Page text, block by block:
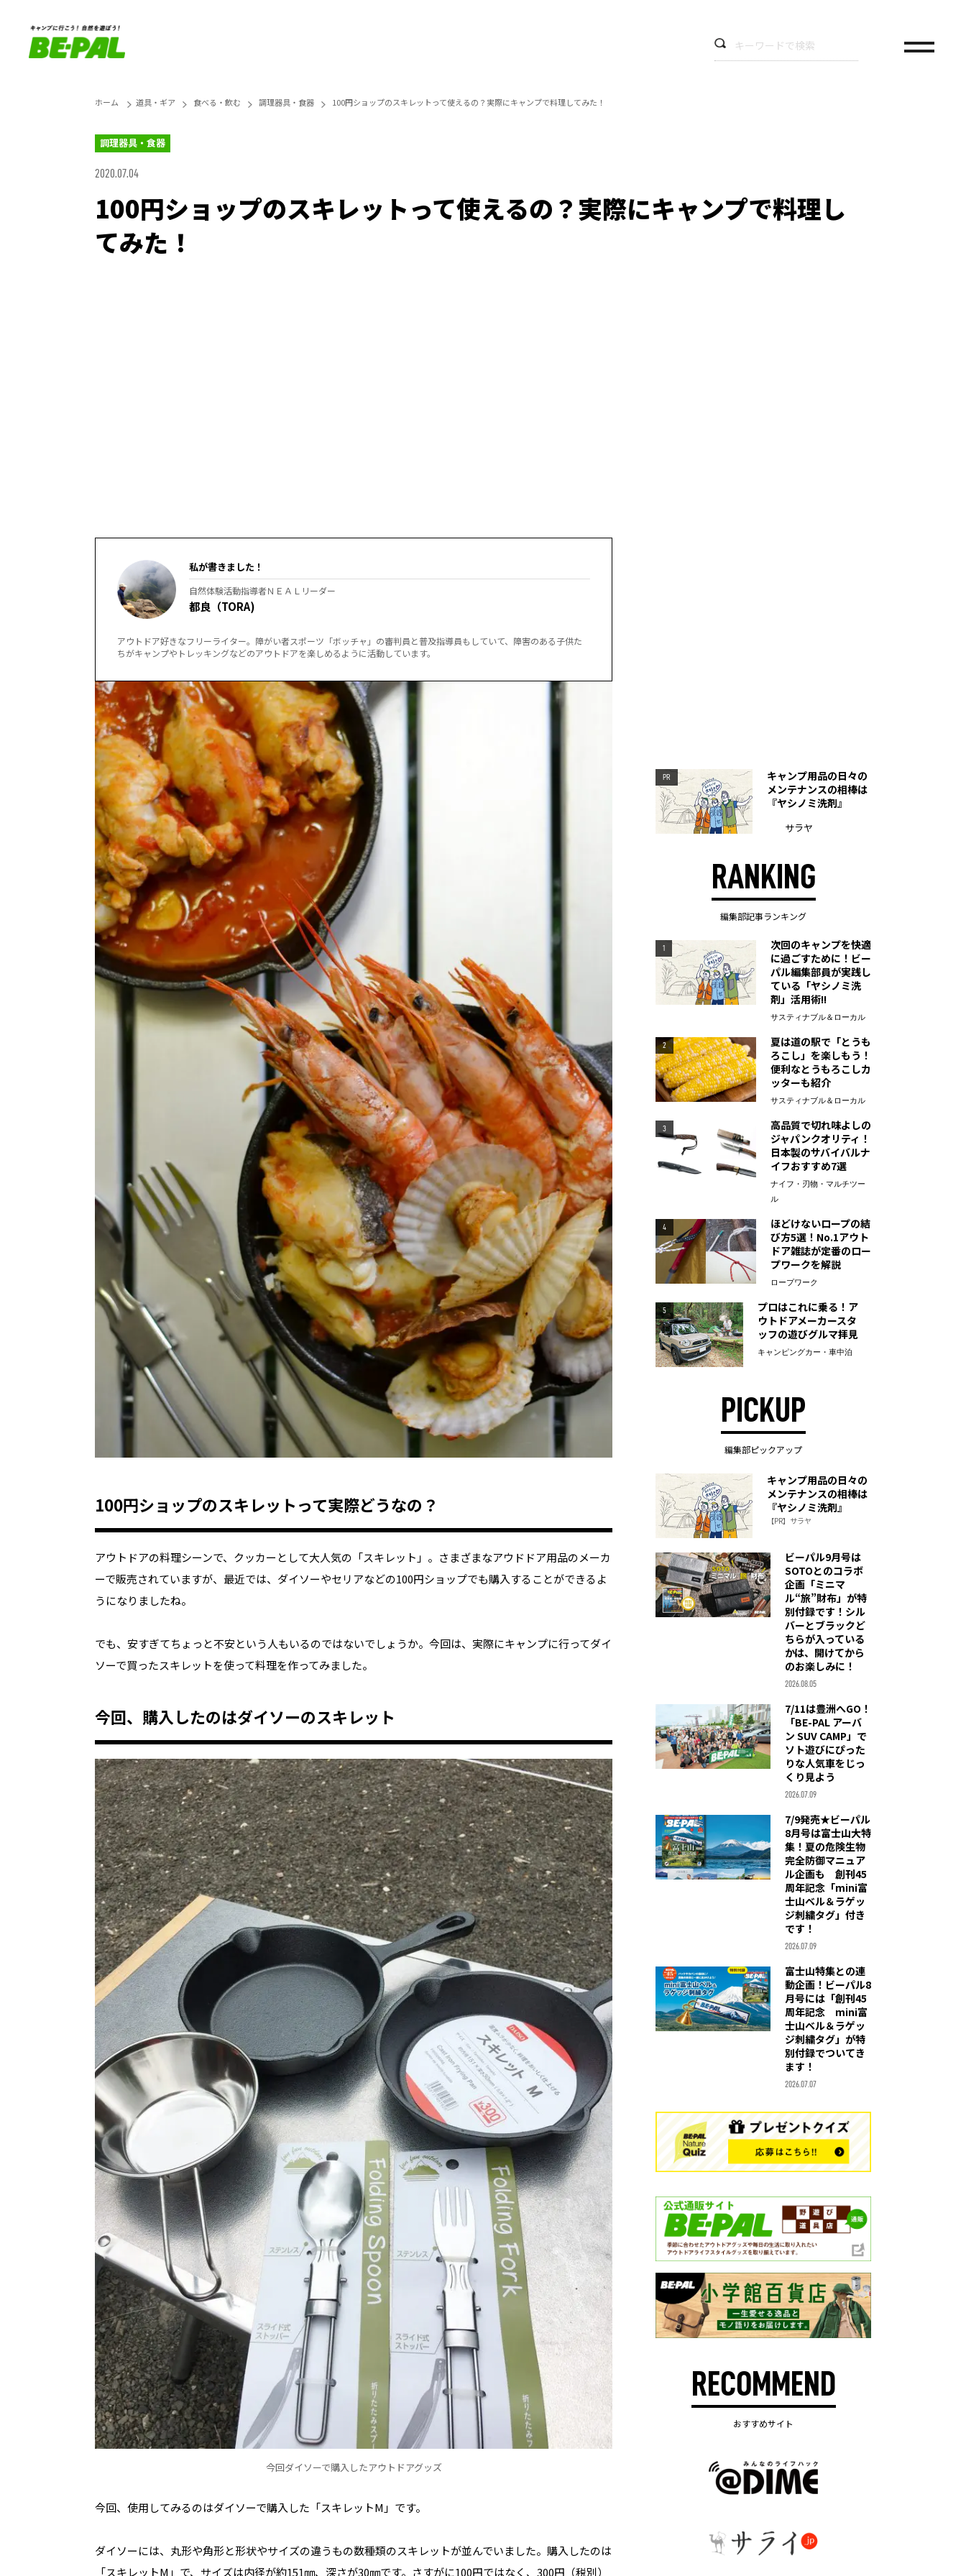
ホーム 道具・ギア 食べる・飲む 調理器具・食器 100円ショップのスキレットって使えるの？実際にキャンプで料理してみた！
調理器具・食器
2020.07.04
100円ショップのスキレットって使えるの？実際にキャンプで料理し
てみた！
私が書きました！
自然体験活動指導者ＮＥＡＬリーダー
都良（TORA)
アウトドア好きなフリーライター。障がい者スポーツ「ボッチャ」の審判員と普及指導員もしていて、障害のある子供た
ちがキャンプやトレッキングなどのアウトドアを楽しめるように活動しています。
100円ショップのスキレットって実際どうなの？
アウトドアの料理シーンで、クッカーとして大人気の「スキレット」。さまざまなアウドドア用品のメーカ
ーで販売されていますが、最近では、ダイソーやセリアなどの100円ショップでも購入することができるよ
うになりましたね。
でも、安すぎてちょっと不安という人もいるのではないでしょうか。今回は、実際にキャンプに行ってダイ
ソーで買ったスキレットを使って料理を作ってみました。
今回、購入したのはダイソーのスキレット
今回ダイソーで購入したアウトドアグッズ
今回、使用してみるのはダイソーで購入した「スキレットM」です。
ダイソーには、丸形や角形と形状やサイズの違うもの数種類のスキレットが並んでいました。購入したのは
「スキレットM」で、サイズは内径が約151㎜、深さが30㎜です。さすがに100円ではなく、300円（税別）
PR
キャンプ用品の日々の
メンテナンスの相棒は
『ヤシノミ洗剤』
サラヤ
RANKING
編集部記事ランキング
1
次回のキャンプを快適
に過ごすために！ビー
パル編集部員が実践し
ている「ヤシノミ洗
剤」活用術!!
サスティナブル＆ローカル
2
夏は道の駅で「とうも
ろこし」を楽しもう！
便利なとうもろこしカ
ッターも紹介
サスティナブル＆ローカル
3
高品質で切れ味よしの
ジャパンクオリティ！
日本製のサバイバルナ
イフおすすめ7選
ナイフ・刃物・マルチツー
ル
4
ほどけないロープの結
び方5選！No.1アウト
ドア雑誌が定番のロー
プワークを解説
ロープワーク
5
プロはこれに乗る！ア
ウトドアメーカースタ
ッフの遊びグルマ拝見
キャンピングカー・車中泊
PICKUP
編集部ピックアップ
キャンプ用品の日々の
メンテナンスの相棒は
『ヤシノミ洗剤』
【PR】サラヤ
ビーパル9月号は
SOTOとのコラボ
企画「ミニマ
ル“旅”財布」が特
別付録です！シル
バーとブラックど
ちらが入っている
かは、開けてから
のお楽しみに！
2026.08.05
7/11は豊洲へGO！
「BE-PAL アーバ
ン SUV CAMP」で
ソト遊びにぴった
りな人気車をじっ
くり見よう
2026.07.09
7/9発売★ビーパル
8月号は富士山大特
集！夏の危険生物
完全防御マニュア
ル企画も 創刊45
周年記念「mini富
士山ベル＆ラゲッ
ジ刺繍タグ」付き
です！
2026.07.09
富士山特集との連
動企画！ビーパル8
月号には「創刊45
周年記念 mini富
士山ベル＆ラゲッ
ジ刺繍タグ」が特
別付録でついてき
ます！
2026.07.07
RECOMMEND
おすすめサイト